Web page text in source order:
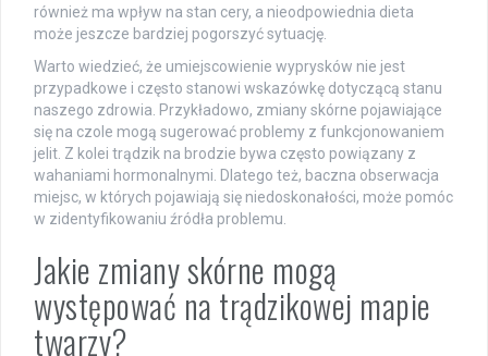
również ma wpływ na stan cery, a nieodpowiednia dieta
może jeszcze bardziej pogorszyć sytuację.
Warto wiedzieć, że umiejscowienie wyprysków nie jest
przypadkowe i często stanowi wskazówkę dotyczącą stanu
naszego zdrowia. Przykładowo, zmiany skórne pojawiające
się na czole mogą sugerować problemy z funkcjonowaniem
jelit. Z kolei trądzik na brodzie bywa często powiązany z
wahaniami hormonalnymi. Dlatego też, baczna obserwacja
miejsc, w których pojawiają się niedoskonałości, może pomóc
w zidentyfikowaniu źródła problemu.
Jakie zmiany skórne mogą
występować na trądzikowej mapie
twarzy?